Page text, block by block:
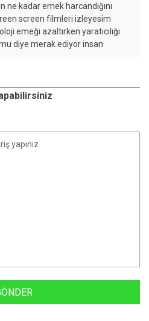
ne kadar emek harcandığını
screen filmleri izleyesim
emeği azaltırken yaratıcılığı
diye merak ediyor insan